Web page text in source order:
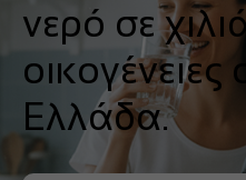
νερό σε
οικογένειες
Ελλάδα.